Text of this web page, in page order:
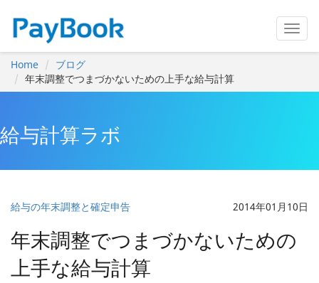
Home
ブログ
年末調整でつまづかないための上手な給与計算
給与計算ラボ
給与の年末調整と確定申告 2014年01月10日
年末調整でつまづかないための
上手な給与計算